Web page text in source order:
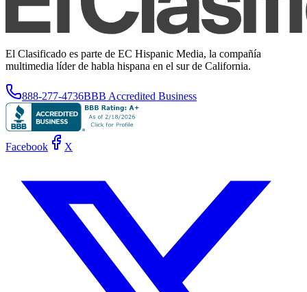
El Clasificado es parte de EC Hispanic Media, la compañía
multimedia líder de habla hispana en el sur de California.
888-277-4736BBB Accredited Business
Facebook X